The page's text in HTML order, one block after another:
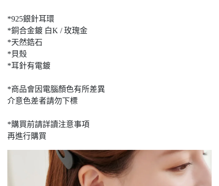
*925銀針耳環
*銅合金鍍 白K / 玫瑰金
*天然鋯石
*貝殼
*耳針有電鍍
*商品會因電腦顏色有所差異
介意色差者請勿下標
*購買前請詳讀注意事項
再進行購買